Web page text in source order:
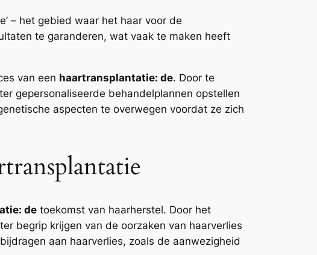
– het gebied waar het haar voor de
te garanderen, wat vaak te maken heeft
van een haartransplantatie: de. Door te
gepersonaliseerde behandelplannen opstellen
aspecten te overwegen voordat ze zich
de toekomst van haarherstel. Door het
begrip krijgen van de oorzaken van haarverlies
aan haarverlies, zoals de aanwezigheid